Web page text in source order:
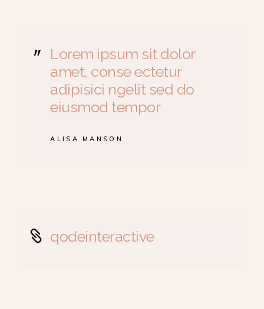
Lorem ipsum sit dolor
amet, conse ectetur
adipisici ngelit sed do
eiusmod tempor
ALISA MANSON
qodeinteractive